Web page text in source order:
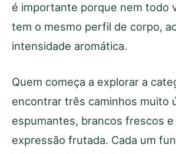
é importante porque nem todo
tem o mesmo perfil de corpo,
intensidade aromática.
Quem começa a explorar a
encontrar três caminhos muito
espumantes, brancos frescos
expressão frutada. Cada um